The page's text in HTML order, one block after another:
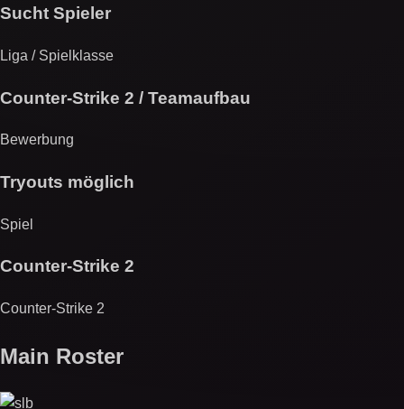
Sucht Spieler
Liga / Spielklasse
Counter-Strike 2 / Teamaufbau
Bewerbung
Tryouts möglich
Spiel
Counter-Strike 2
Counter-Strike 2
Main Roster